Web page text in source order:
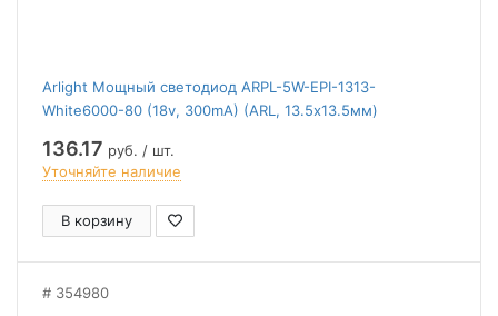
Arlight Мощный светодиод ARPL-5W-EPI-1313-
White6000-80 (18v, 300mA) (ARL, 13.5х13.5мм)
136.17 руб. / шт.
Уточняйте наличие
В корзину
354980